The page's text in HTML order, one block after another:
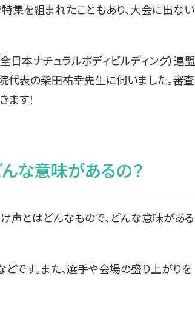
集を組まれたこともあり、大会に出ない
日本ナチュラルボディビルディング）連盟
代表の柴田祐幸先生に伺いました。審査
す！
な意味があるの？
声とはどんなもので、どんな意味がある
です。また、選手や会場の盛り上がりを